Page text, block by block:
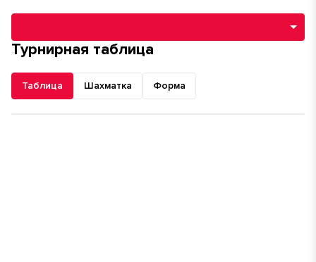
Навигация по разделам турнира
Турнирная таблица
Таблица Шахматка Форма